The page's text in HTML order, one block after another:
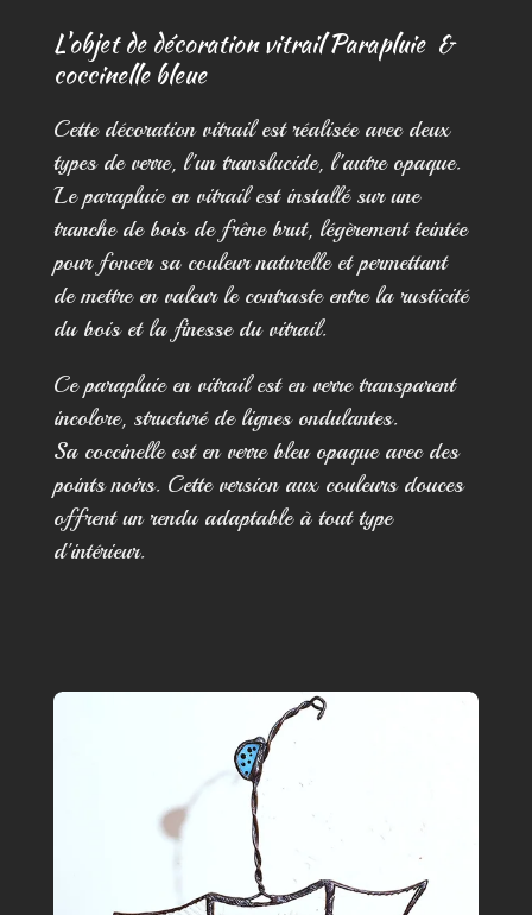
L'objet de décoration vitrail Parapluie &
coccinelle bleue
Cette décoration vitrail est réalisée avec deux
types de verre, l'un translucide, l'autre opaque.
Le parapluie en vitrail est installé sur une
tranche de bois de frêne brut, légèrement teintée
pour foncer sa couleur naturelle et permettant
de mettre en valeur le contraste entre la rusticité
du bois et la finesse du vitrail.
Ce parapluie en vitrail est en verre transparent
incolore, structuré de lignes ondulantes.
Sa coccinelle est en verre bleu opaque avec des
points noirs. Cette version aux couleurs douces
offrent un rendu adaptable à tout type
d'intérieur.